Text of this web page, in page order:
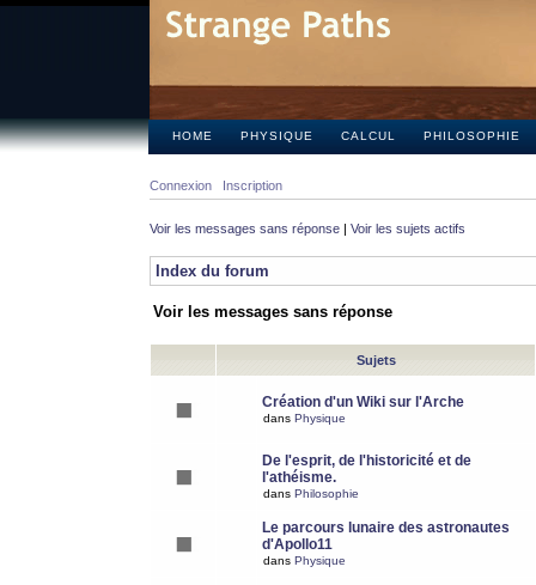
HOME PHYSIQUE CALCUL PHILOSOPHIE
Connexion Inscription
Voir les messages sans réponse | Voir les sujets actifs
Index du forum
Voir les messages sans réponse
Sujets
Création d'un Wiki sur l'Arche
dans Physique
De l'esprit, de l'historicité et de
l'athéisme.
dans Philosophie
Le parcours lunaire des astronautes
d'Apollo11
dans Physique